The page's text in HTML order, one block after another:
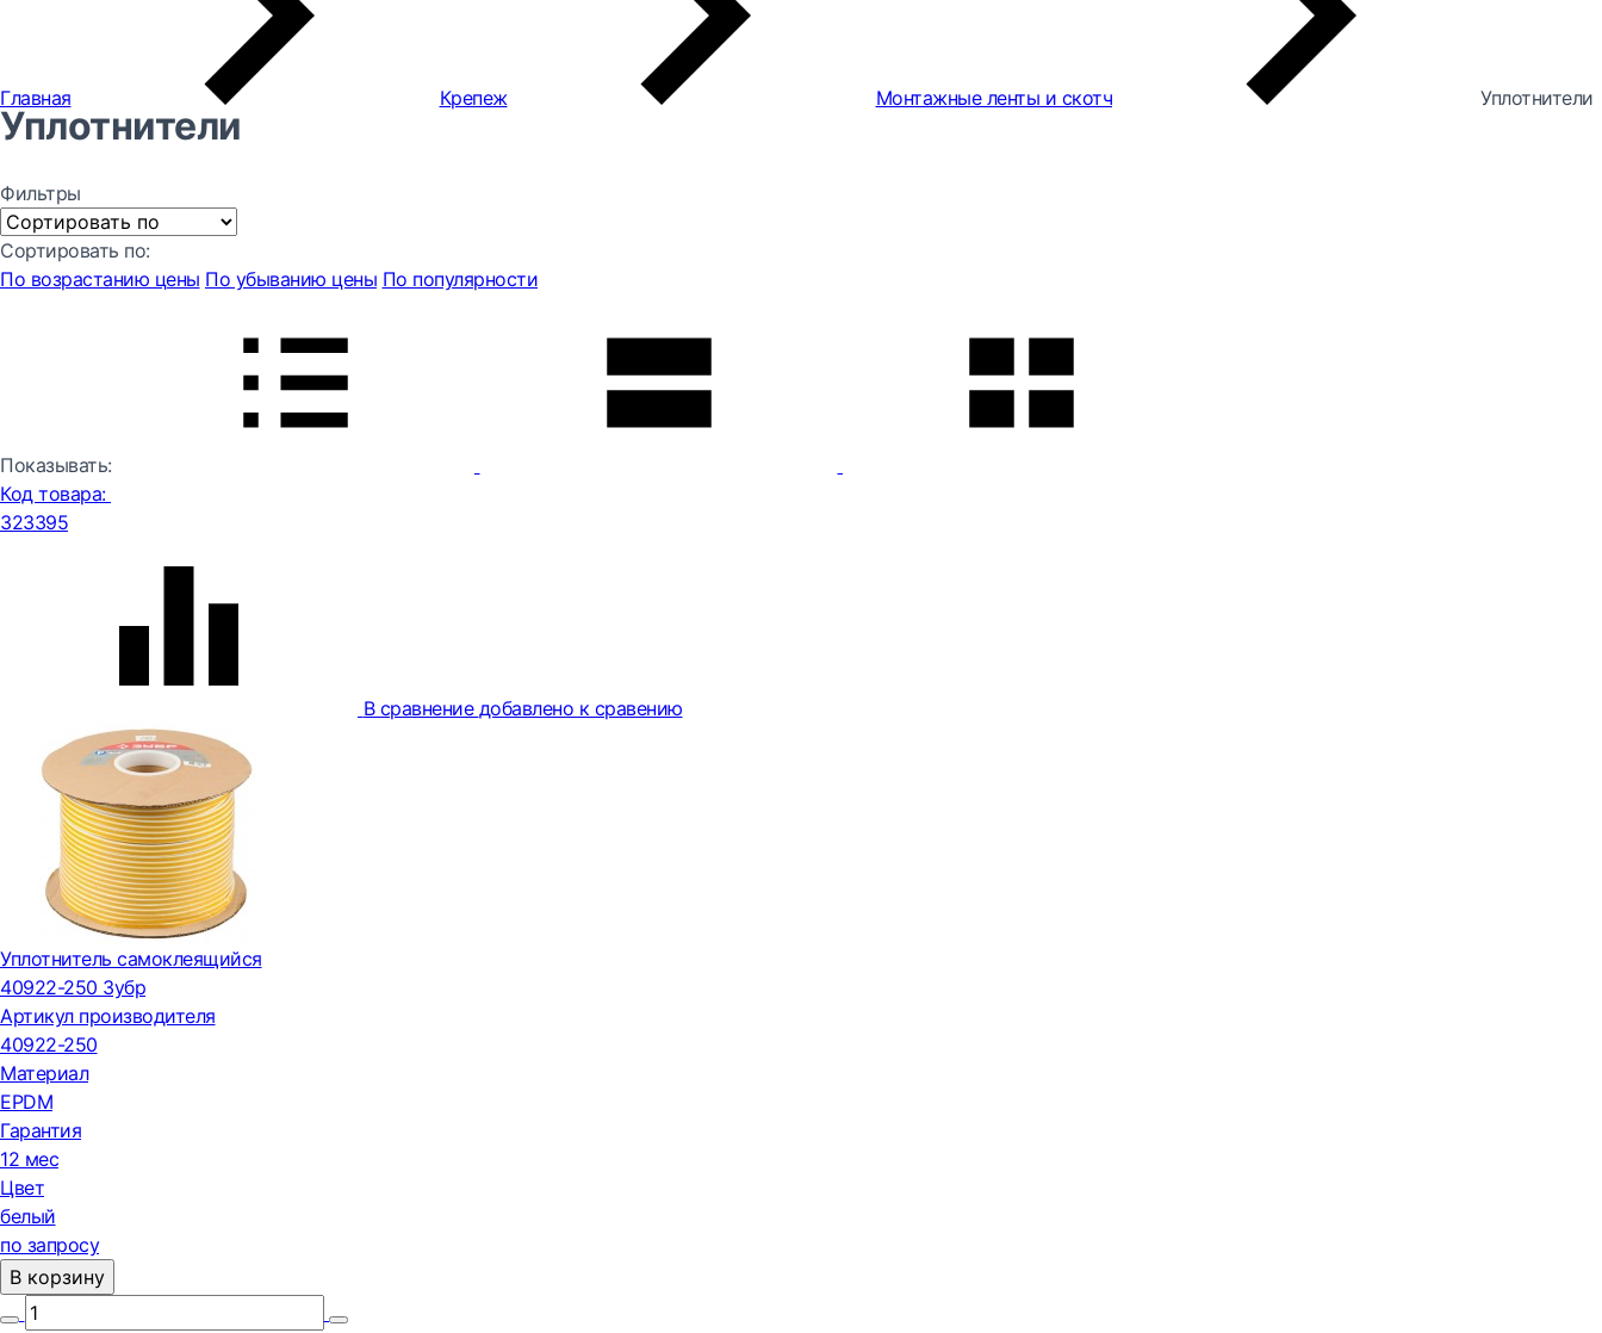
Главная Крепеж Монтажные ленты и скотч Уплотнители
Уплотнители
Фильтры
Сортировать по:
По возрастанию цены По убыванию цены По популярности
Показывать:
Код товара:
323395
В сравнение добавлено к сравению
Уплотнитель самоклеящийся
40922-250 Зубр
Артикул производителя
40922-250
Материал
EPDM
Гарантия
12 мес
Цвет
белый
по запросу
В корзину